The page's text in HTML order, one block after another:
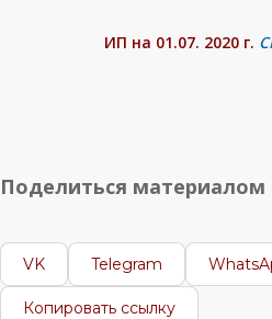
ИП на 01.07. 2020 г.
Поделиться материалом
VK Telegram
Копировать ссылку